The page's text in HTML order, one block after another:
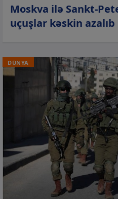
Moskva ilə Sankt-
uçuşlar kəskin azalıb
DÜNYA